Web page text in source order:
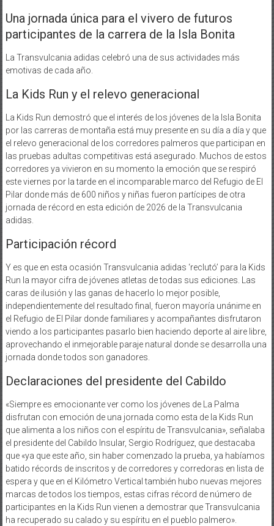
Una jornada única para el vivero de futuros
participantes de la carrera de la Isla Bonita
La Transvulcania adidas celebró una de sus actividades más
emotivas de cada año.
La Kids Run y el relevo generacional
La Kids Run demostró que el interés de los jóvenes de la Isla Bonita
por las carreras de montaña está muy presente en su día a día y que
el relevo generacional de los corredores palmeros que participan en
las pruebas adultas competitivas está asegurado. Muchos de estos
corredores ya vivieron en su momento la emoción que se respiró
este viernes por la tarde en el incomparable marco del Refugio de El
Pilar donde más de 600 niños y niñas fueron partícipes de otra
jornada de récord en esta edición de 2026 de la Transvulcania
adidas.
Participación récord
Y es que en esta ocasión Transvulcania adidas ‘reclutó’ para la Kids
Run la mayor cifra de jóvenes atletas de todas sus ediciones. Las
caras de ilusión y las ganas de hacerlo lo mejor posible,
independientemente del resultado final, fueron mayoría unánime en
el Refugio de El Pilar donde familiares y acompañantes disfrutaron
viendo a los participantes pasarlo bien haciendo deporte al aire libre,
aprovechando el inmejorable paraje natural donde se desarrolla una
jornada donde todos son ganadores.
Declaraciones del presidente del Cabildo
«Siempre es emocionante ver como los jóvenes de La Palma
disfrutan con emoción de una jornada como esta de la Kids Run
que alimenta a los niños con el espíritu de Transvulcania», señalaba
el presidente del Cabildo Insular, Sergio Rodríguez, que destacaba
que «ya que este año, sin haber comenzado la prueba, ya habíamos
batido récords de inscritos y de corredores y corredoras en lista de
espera y que en el Kilómetro Vertical también hubo nuevas mejores
marcas de todos los tiempos, estas cifras récord de número de
participantes en la Kids Run vienen a demostrar que Transvulcania
ha recuperado su calado y su espíritu en el pueblo palmero».